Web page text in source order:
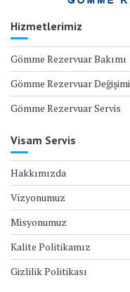
Hizmetlerimiz
Gömme Rezervuar Bakımı
Gömme Rezervuar Değişimi
Gömme Rezervuar Servis
Visam Servis
Hakkımızda
Vizyonumuz
Misyonumuz
Kalite Politikamız
Gizlilik Politikası